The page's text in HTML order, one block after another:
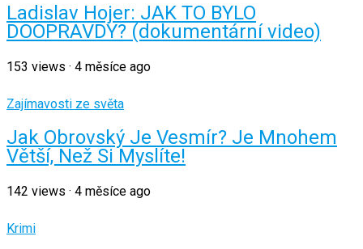
Ladislav Hojer: JAK TO BYLO
DOOPRAVDY? (dokumentární video)
153 views · 4 měsíce ago
Zajímavosti ze světa
Jak Obrovský Je Vesmír? Je Mnohem
Větší, Než Si Myslíte!
142 views · 4 měsíce ago
Krimi